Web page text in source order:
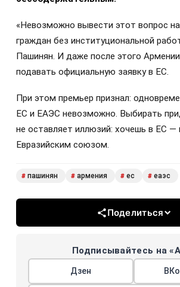
«Невозможно вывести этот вопрос
граждан без институциональной
Пашинян. И даже после этого
подавать официальную заявку в ЕС.
При этом премьер признал:
ЕС и ЕАЭС невозможно. Выбирать
не оставляет иллюзий: хочешь в ЕС —
Евразийским союзом.
# пашинян # армения # ес # еаэс
Поделиться
Подписывайтесь на
Дзен